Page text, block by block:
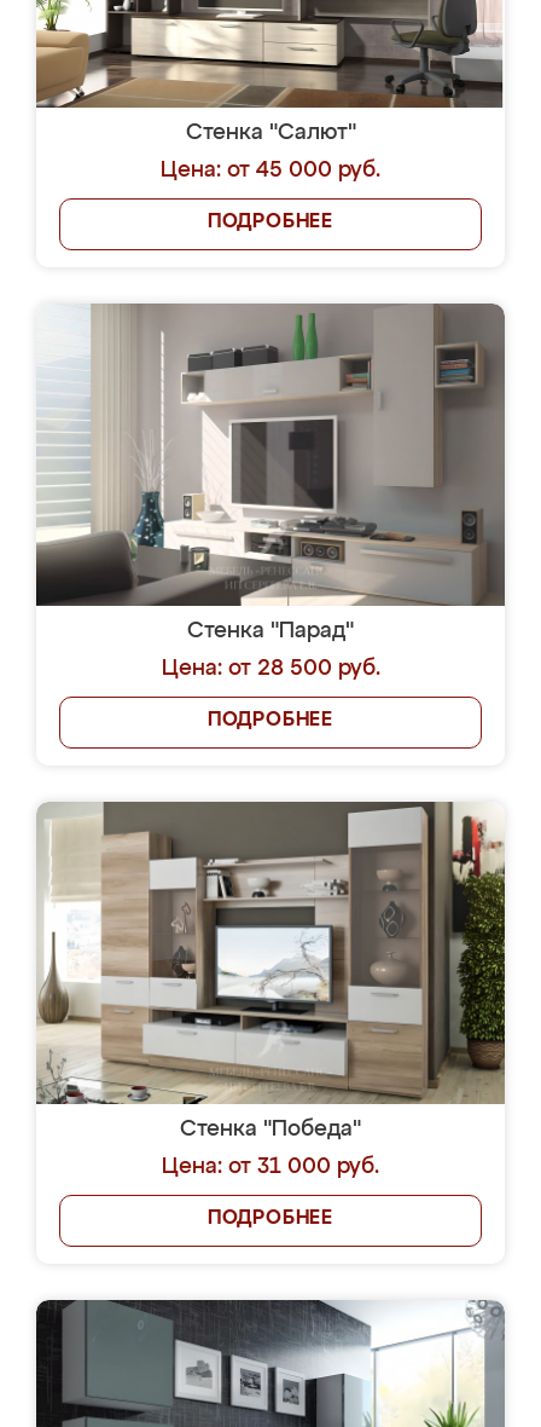
Стенка "Салют"
Цена: от 45 000 руб.
ПОДРОБНЕЕ
Стенка "Парад"
Цена: от 28 500 руб.
ПОДРОБНЕЕ
Стенка "Победа"
Цена: от 31 000 руб.
ПОДРОБНЕЕ